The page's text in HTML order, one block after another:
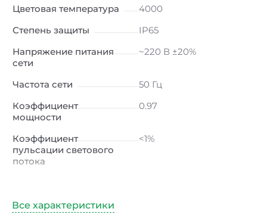
Цветовая температура
4000
Степень защиты
IP65
Напряжение питания
сети
~220 В ±20%
Частота сети
50 Гц
Коэффициент
мощности
0.97
Коэффициент
пульсации светового
потока
<1%
Климатическое